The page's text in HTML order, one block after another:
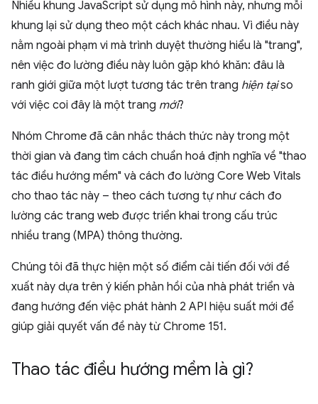
Nhiều khung JavaScript sử dụng mô hình này, nhưng mỗi
khung lại sử dụng theo một cách khác nhau. Vì điều này
nằm ngoài phạm vi mà trình duyệt thường hiểu là "trang",
nên việc đo lường điều này luôn gặp khó khăn: đâu là
ranh giới giữa một lượt tương tác trên trang hiện tạiso
với việc coi đây là một trang mới?
Nhóm Chrome đã cân nhắc thách thức này trong một
thời gian và đang tìm cách chuẩn hoá định nghĩa về "thao
tác điều hướng mềm" và cách đo lường Core Web Vitals
cho thao tác này – theo cách tương tự như cách đo
lường các trang web được triển khai trong cấu trúc
nhiều trang (MPA) thông thường.
Chúng tôi đã thực hiện một số điểm cải tiến đối với đề
xuất này dựa trên ý kiến phản hồi của nhà phát triển và
đang hướng đến việc phát hành 2 API hiệu suất mới để
giúp giải quyết vấn đề này từ Chrome 151.
Thao tác điều hướng mềm là gì?